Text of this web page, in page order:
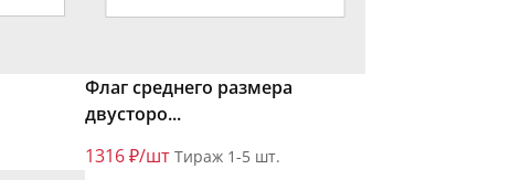
Флаг среднего размера
двусторо...
1316 ₽/шт Тираж 1-5 шт.